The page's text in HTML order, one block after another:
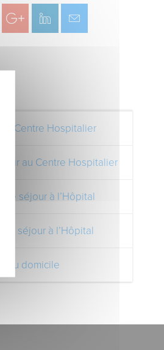
le Centre Hospitalier
au Centre Hospitalier
séjour à l’Hôpital
séjour à l’Hôpital
au domicile